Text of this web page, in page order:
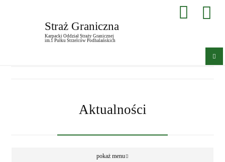
Straż Graniczna
Karpacki Oddział Straży Granicznej
im.1 Pułku Strzelców Podhalańskich
Aktualności
pokaż menu